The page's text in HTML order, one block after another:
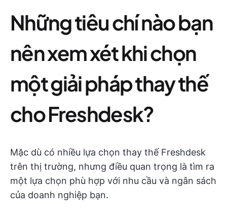
Những tiêu chí nào bạn
nên xem xét khi chọn
một giải pháp thay thế
cho Freshdesk?
Mặc dù có nhiều lựa chọn thay thế Freshdesk
trên thị trường, nhưng điều quan trọng là tìm ra
một lựa chọn phù hợp với nhu cầu và ngân sách
của doanh nghiệp bạn.